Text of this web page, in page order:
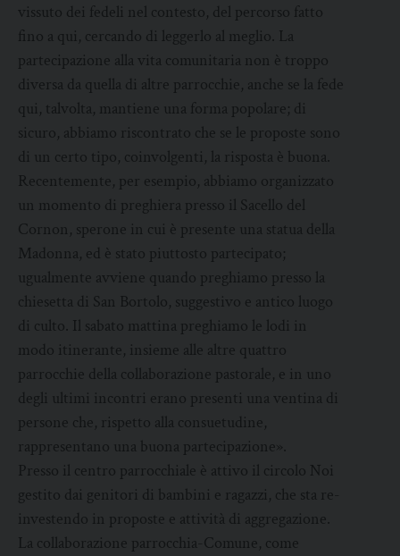
vissuto dei fedeli nel contesto, del percorso fatto
fino a qui, cercando di leggerlo al meglio. La
partecipazione alla vita comunitaria non è troppo
diversa da quella di altre parrocchie, anche se la fede
qui, talvolta, mantiene una forma popolare; di
sicuro, abbiamo riscontrato che se le proposte sono
di un certo tipo, coinvolgenti, la risposta è buona.
Recentemente, per esempio, abbiamo organizzato
un momento di preghiera presso il Sacello del
Cornon, sperone in cui è presente una statua della
Madonna, ed è stato piuttosto partecipato;
ugualmente avviene quando preghiamo presso la
chiesetta di San Bortolo, suggestivo e antico luogo
di culto. Il sabato mattina preghiamo le lodi in
modo itinerante, insieme alle altre quattro
parrocchie della collaborazione pastorale, e in uno
degli ultimi incontri erano presenti una ventina di
persone che, rispetto alla consuetudine,
rappresentano una buona partecipazione».
Presso il centro parrocchiale è attivo il circolo Noi
gestito dai genitori di bambini e ragazzi, che sta re-
investendo in proposte e attività di aggregazione.
La collaborazione parrocchia-Comune, come